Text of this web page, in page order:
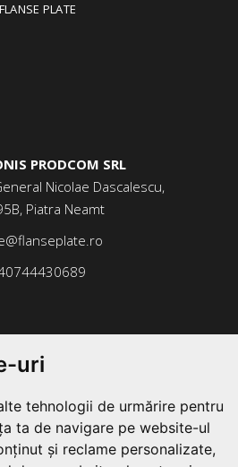
uri
tehnologii de urmărire pentru
ta de navigare pe website-ul
și reclame personalizate,
FLANSE PLATE
PRODCOM SRL
Nicolae Dascalescu,
Piatra Neamt